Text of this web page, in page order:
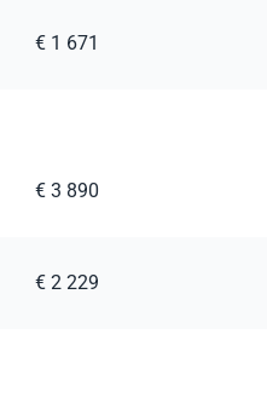
€ 1 671
€ 3 890
€ 2 229